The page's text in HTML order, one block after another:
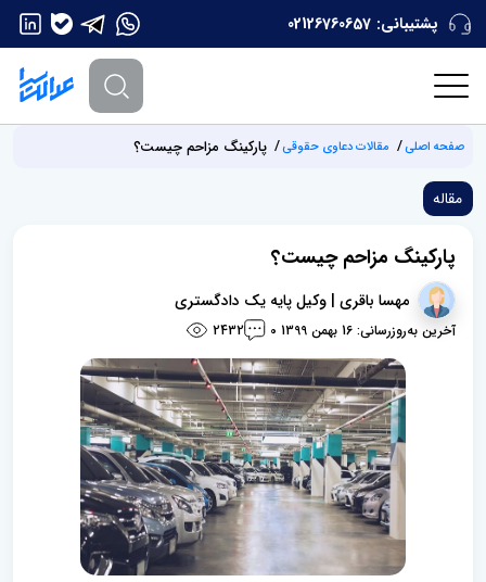
پشتیبانی: 02126760657
صفحه اصلی مقالات دعاوی حقوقی پارکینگ مزاحم چیست؟
مقاله
پارکینگ مزاحم چیست؟
مهسا باقری | وکیل پایه یک دادگستری
آخرین به‌روزرسانی: 16 بهمن 1399 0
2432